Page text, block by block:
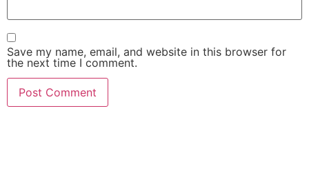
Save my name, email, and website in this browser for
the next time I comment.